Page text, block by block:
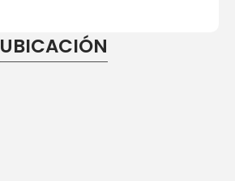
UBICACIÓN